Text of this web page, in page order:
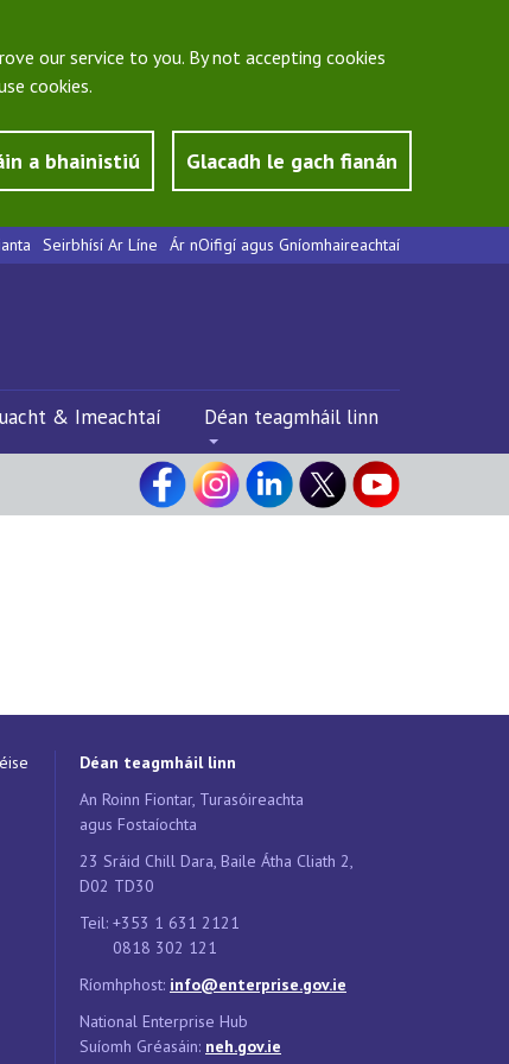
our service to you. By not accepting cookies
cookies.
a bhainistiú Glacadh le gach fianán
Seirbhísí Ar Líne Ár nOifigí agus Gníomhaireachtaí
& Imeachtaí Déan teagmháil linn
Déan teagmháil linn
An Roinn Fiontar, Turasóireachta
agus Fostaíochta
23 Sráid Chill Dara, Baile Átha Cliath 2,
D02 TD30
Teil: +353 1 631 2121
0818 302 121
Ríomhphost: info@enterprise.gov.ie
National Enterprise Hub
Suíomh Gréasáin: neh.gov.ie